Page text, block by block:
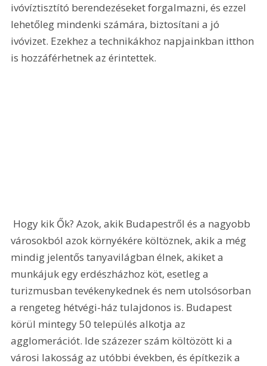
ivóvíztisztító berendezéseket forgalmazni, és ezzel
lehetőleg mindenki számára, biztosítani a jó
ivóvizet. Ezekhez a technikákhoz napjainkban itthon
is hozzáférhetnek az érintettek.
városokból azok környékére költöznek, akik a még
mindig jelentős tanyavilágban élnek, akiket a
munkájuk egy erdészházhoz köt, esetleg a
turizmusban tevékenykednek és nem utolsósorban
a rengeteg hétvégi-ház tulajdonos is. Budapest
körül mintegy 50 település alkotja az
agglomerációt. Ide százezer szám költözött ki a
városi lakosság az utóbbi években, és építkezik a